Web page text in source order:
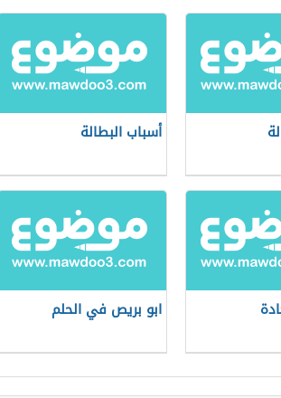
أسباب البطالة
ابو بريص في الحلم